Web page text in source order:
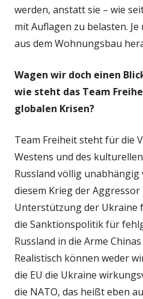
werden, anstatt sie – wie
mit Auflagen zu belasten.
aus dem Wohnungsbau
Wagen wir doch einen
wie steht das Team
globalen Krisen?
Team Freiheit steht für die
Westens und des
Russland völlig
diesem Krieg der
Unterstützung der Ukraine
die Sanktionspolitik für
Russland in die Arme
Realistisch können weder
die EU die Ukraine
die NATO, das heißt eben